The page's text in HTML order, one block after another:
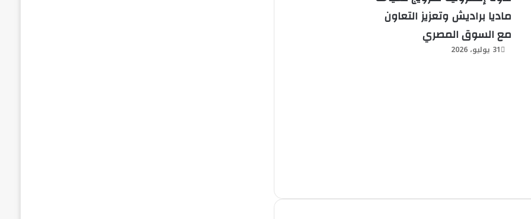
ماديا براديش وتعزيز التعاون
مع السوق المصري
31 يوليو، 2026